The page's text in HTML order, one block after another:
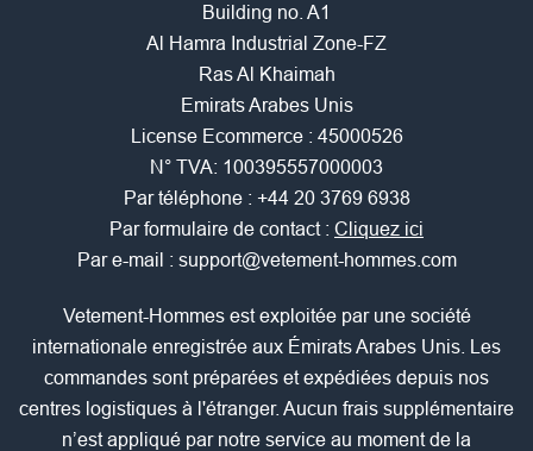
Building no. A1
Al Hamra Industrial Zone-FZ
Ras Al Khaimah
Emirats Arabes Unis
License Ecommerce : 45000526
N° TVA: 100395557000003
Par téléphone : +44 20 3769 6938
Par formulaire de contact : Cliquez ici
Par e-mail : support@vetement-hommes.com
Vetement-Hommes est exploitée par une société
internationale enregistrée aux Émirats Arabes Unis. Les
commandes sont préparées et expédiées depuis nos
centres logistiques à l'étranger. Aucun frais supplémentaire
n’est appliqué par notre service au moment de la